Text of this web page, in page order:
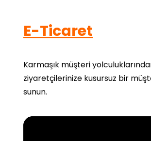
E-Ticaret
Karmaşık müşteri
ziyaretçilerinize kusursuz bir
sunun.